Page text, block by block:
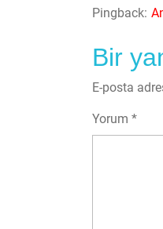
Pingback:
Bir
E-posta
Yorum *